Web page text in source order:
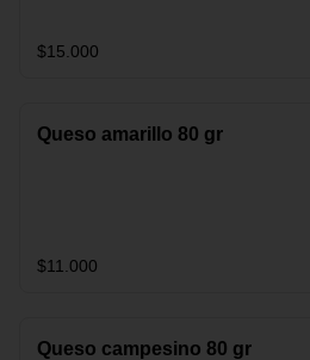
$15.000
Queso amarillo 80 gr
$11.000
Queso campesino 80 gr